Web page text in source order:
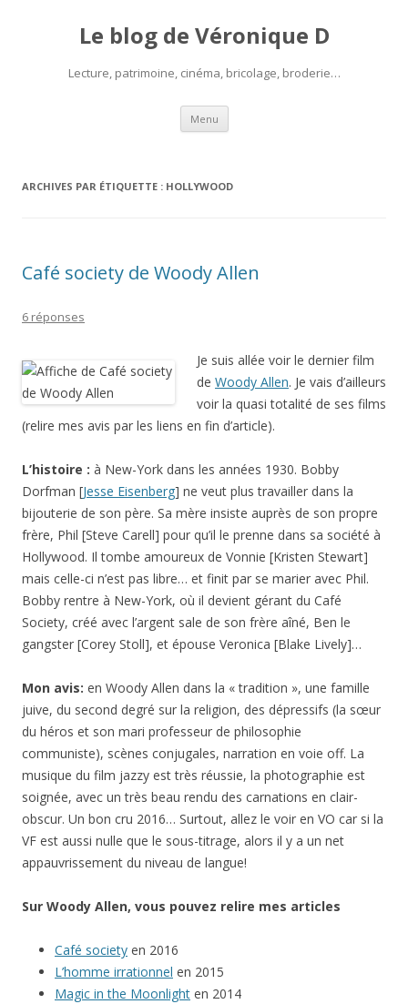
Le blog de Véronique D
Lecture, patrimoine, cinéma, bricolage, broderie…
Menu Aller
contenu
ARCHIVES PAR ÉTIQUETTE : HOLLYWOOD
Café society de Woody Allen
6 réponses
Je suis allée voir le dernier film
de Woody Allen. Je vais d’ailleurs
voir la quasi totalité de ses films
(relire mes avis par les liens en fin d’article).
L’histoire : à New-York dans les années 1930. Bobby
Dorfman [Jesse Eisenberg] ne veut plus travailler dans la
bijouterie de son père. Sa mère insiste auprès de son propre
frère, Phil [Steve Carell] pour qu’il le prenne dans sa société à
Hollywood. Il tombe amoureux de Vonnie [Kristen Stewart]
mais celle-ci n’est pas libre… et finit par se marier avec Phil.
Bobby rentre à New-York, où il devient gérant du Café
Society, créé avec l’argent sale de son frère aîné, Ben le
gangster [Corey Stoll], et épouse Veronica [Blake Lively]…
Mon avis: en Woody Allen dans la « tradition », une famille
juive, du second degré sur la religion, des dépressifs (la sœur
du héros et son mari professeur de philosophie
communiste), scènes conjugales, narration en voie off. La
musique du film jazzy est très réussie, la photographie est
soignée, avec un très beau rendu des carnations en clair-
obscur. Un bon cru 2016… Surtout, allez le voir en VO car si la
VF est aussi nulle que le sous-titrage, alors il y a un net
appauvrissement du niveau de langue!
Sur Woody Allen, vous pouvez relire mes articles
Café society en 2016
L’homme irrationnel en 2015
Magic in the Moonlight en 2014